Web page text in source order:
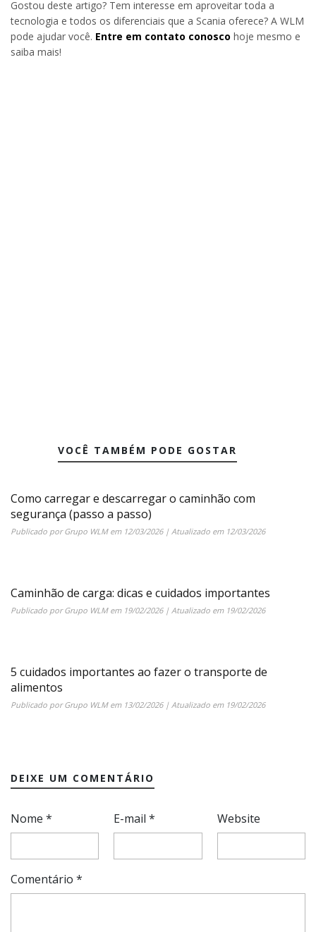
Gostou deste artigo? Tem interesse em aproveitar toda a
tecnologia e todos os diferenciais que a Scania oferece? A WLM
pode ajudar você. Entre em contato conosco hoje mesmo e
saiba mais!
VOCÊ TAMBÉM PODE GOSTAR
Como carregar e descarregar o caminhão com
segurança (passo a passo)
Publicado porGrupo WLMem 12/03/2026| Atualizado em 12/03/2026
Caminhão de carga: dicas e cuidados importantes
Publicado porGrupo WLMem 19/02/2026| Atualizado em 19/02/2026
5 cuidados importantes ao fazer o transporte de
alimentos
Publicado porGrupo WLMem 13/02/2026| Atualizado em 19/02/2026
DEIXE UM COMENTÁRIO
Nome * E-mail* Website
Comentário *